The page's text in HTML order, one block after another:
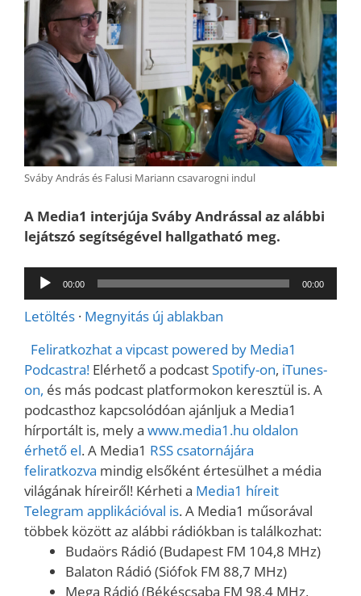
Sváby András és Falusi Mariann csavarogni indul
A Media1 interjúja Sváby Andrással az alábbi
lejátszó segítségével hallgatható meg.
Audió
lejátszó
00:00 00:00
Letöltés · Megnyitás új ablakban
Feliratkozhat a vipcast powered by Media1
Podcastra! Elérhető a podcastSpotify-on, iTunes-
on, és más podcast platformokon keresztül is. A
podcasthoz kapcsolódóan ajánljuk a Media1
hírportált is, mely a www.media1.hu oldalon
érhető el. A Media1 RSS csatornájára
feliratkozva mindig elsőként értesülhet a média
világának híreiről! Kérheti a Media1 híreit
Telegram applikációval is. A Media1 műsorával
többek között az alábbi rádiókban is találkozhat:
Budaörs Rádió (Budapest FM 104,8 MHz)
Balaton Rádió (Siófok FM 88,7 MHz)
Mega Rádió (Békéscsaba FM 98,4 MHz,